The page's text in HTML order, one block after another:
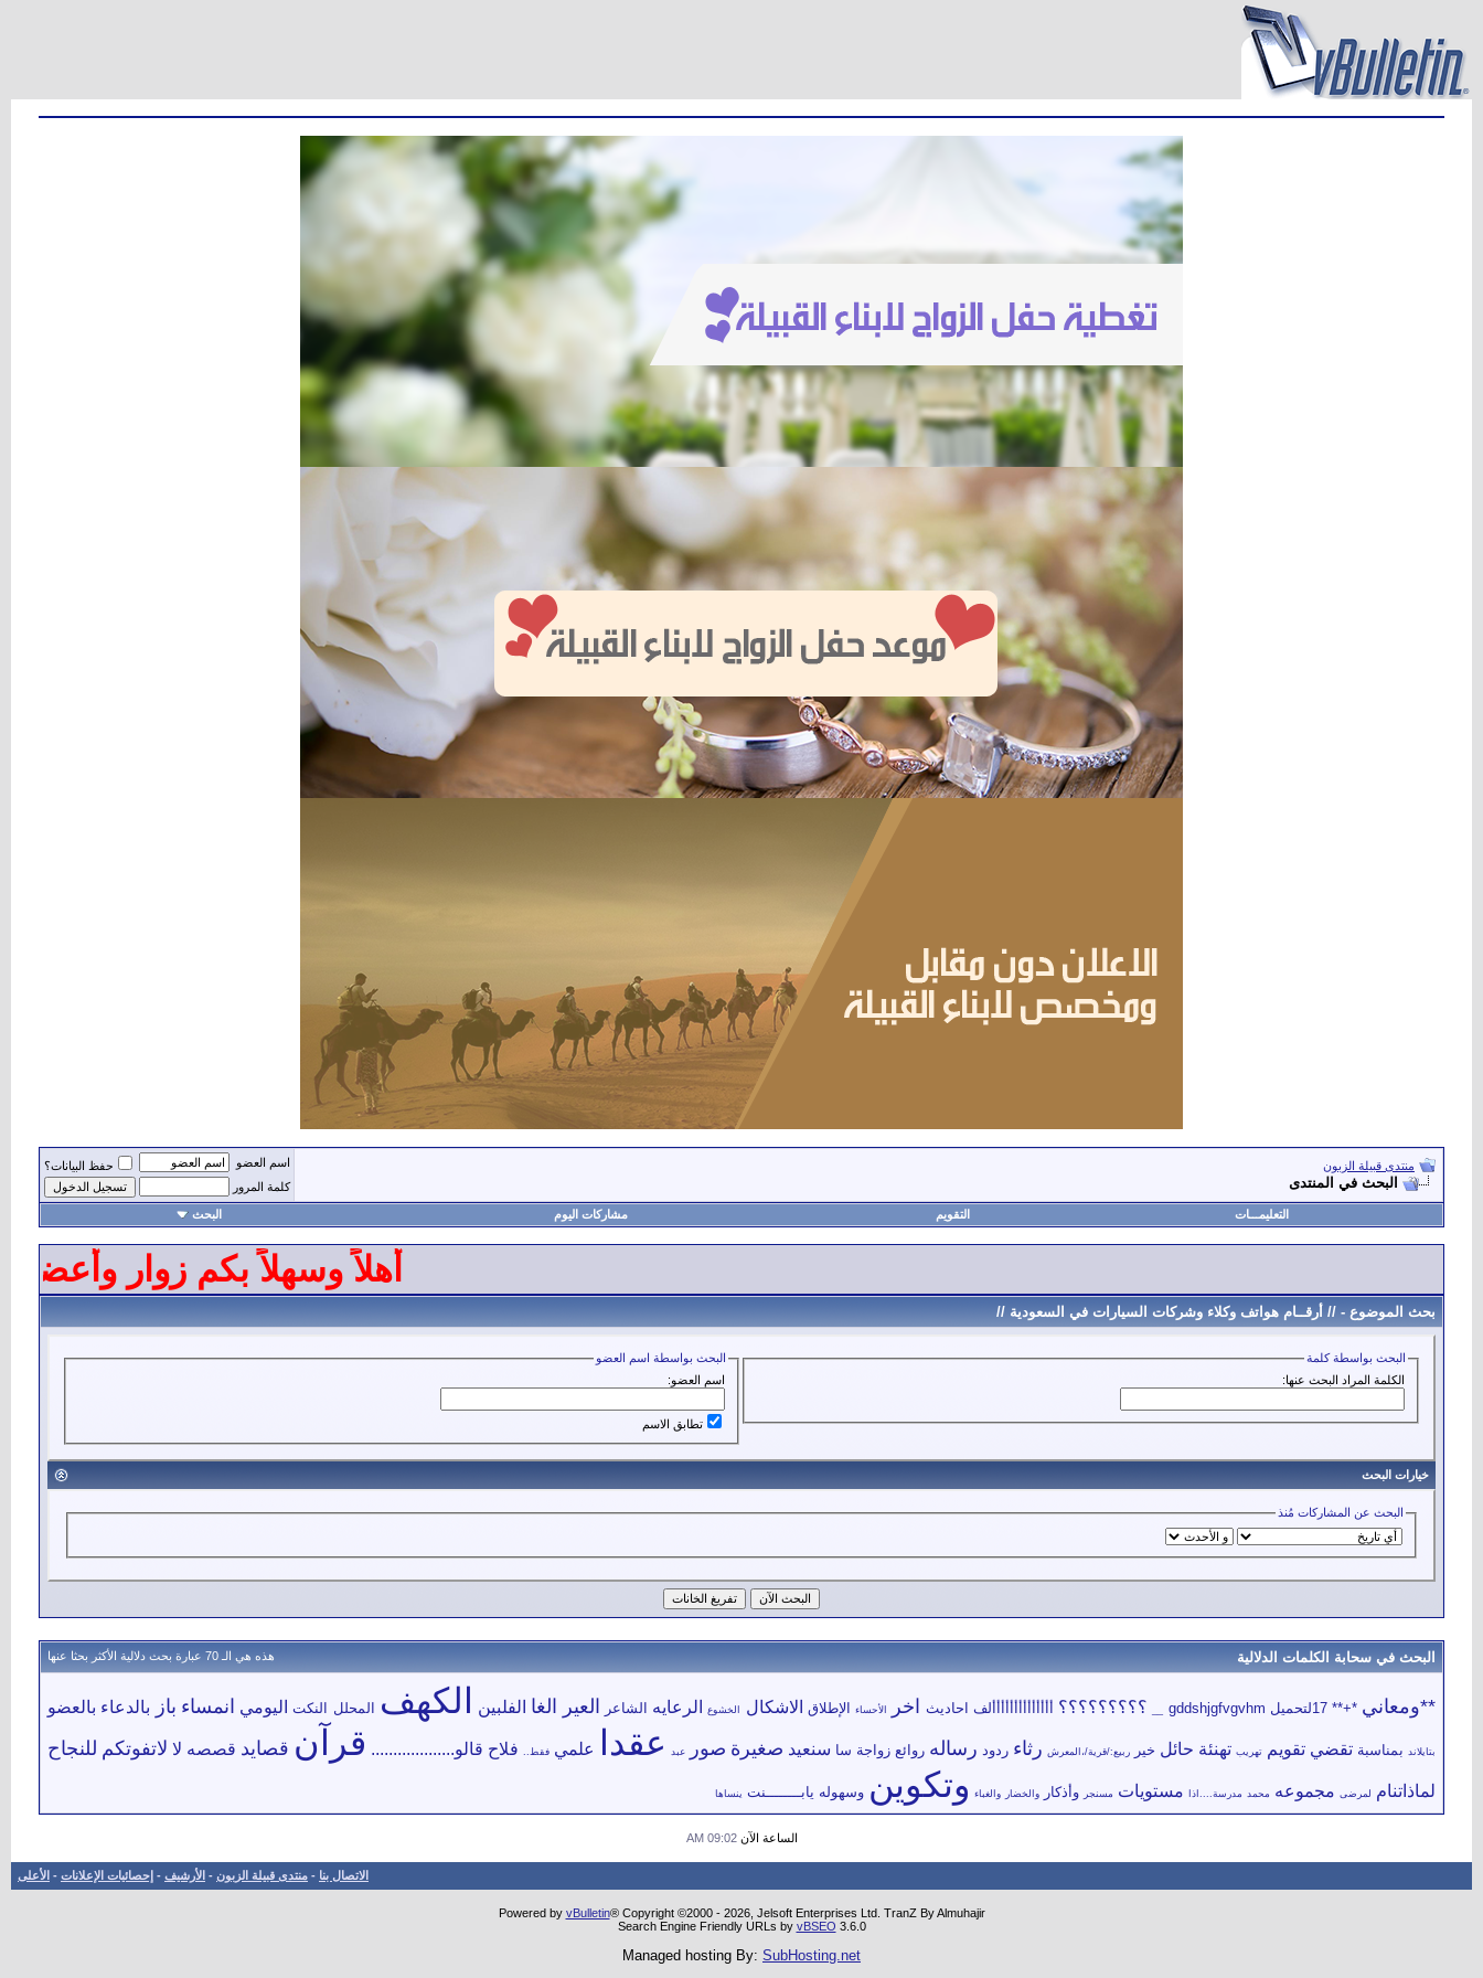
منتدى قبيلة الزبون
البحث في المنتدى
اسم العضو
حفظ البيانات؟
كلمة المرور
التعليمـــات التقويم مشاركات اليوم البحث
أهلاً وسهلاً بكم زوار
بحث الموضوع - // أرقــام هواتف وكلاء وشركات السيارات في السعودية //
البحث بواسطة كلمة
الكلمة المراد البحث عنها:
البحث بواسطة اسم العضو
اسم العضو:
تطابق الاسم
خيارات البحث
البحث عن المشاركات مُنذ
هذه هي الـ 70 عبارة بحث دلالية الأكثر بحثا عنها البحث في سحابة الكلمات الدلالية
**ومعاني *+** 17لتحميل gddshjgfvgvhm ؟؟؟؟؟؟؟؟؟ أأأأأأأأأأأأأألف احاديث اخر الأحساء الإطلاق الاشكال الخشوع الرعايه الشاعر العير الغا الفلبين الكهف المحلل النكت اليومي انمساء باز بالدعاء بالعضو
بتايلاند بمناسبة تقضي تقويم تهريب تهنئة حائل خير ربيع:/قرية/،المعرش رثاء ردود رساله روائع زواجة سا سنعيد صغيرة صور عبد عقدا علمي فقط.. فلاح قالو................... قرآن قصايد قصصه لا لاتفوتكم للنجاح
لماذاتنام لمرضى مجموعه محمد مدرسة....اذا مستويات مسنجر وأذكار والخضار والغباء وتكوين وسهوله يابــــــــنت ينساها
الساعة الآن09:02 AM
الاتصال بنا - منتدى قبيلة الزبون - الأرشيف - إحصائيات الإعلانات - الأعلى
Powered by vBulletin® Copyright ©2000 - 2026, Jelsoft Enterprises Ltd. TranZ By Almuhajir
Search Engine Friendly URLs by vBSEO 3.6.0
Managed hosting By: SubHosting.net